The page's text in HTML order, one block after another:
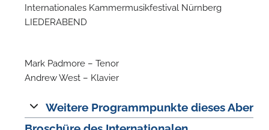
Internationales Kammermusikfestival Nürnberg
LIEDERABEND
Mark Padmore – Tenor
Andrew West – Klavier
Weitere Programmpunkte dieses Abends